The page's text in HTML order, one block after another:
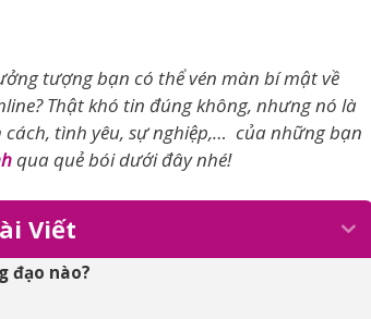
tượng bạn có thể vén màn bí mật về
Thật khó tin đúng không, nhưng nó là
tình yêu, sự nghiệp,… của những bạn
qua quẻ bói dưới đây nhé!
Viết
đạo nào?